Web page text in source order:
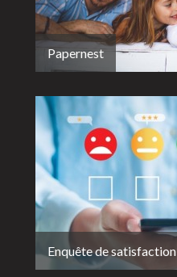
Papernest
Enquête de satisfaction